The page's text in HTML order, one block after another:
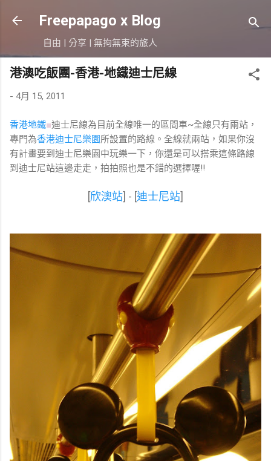
跳到主要內容
Freepapago x Blog
自由 | 分享 | 無拘無束的旅人
港澳吃飯團-香港-地鐵迪士尼線
- 4月 15, 2011
香港地鐵■迪士尼線為目前全線唯一的區間車~全線只有兩站，
專門為香港迪士尼樂園所設置的路線。全線就兩站，如果你沒
有計畫要到迪士尼樂園中玩樂一下，你還是可以搭乘這條路線
到迪士尼站這邊走走，拍拍照也是不錯的選擇喔!!
[欣澳站] - [迪士尼站]